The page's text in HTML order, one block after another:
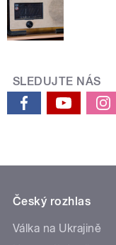
SLEDUJTE NÁS
Český rozhlas
Válka na Ukrajině